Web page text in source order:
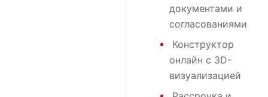
документами и
согласованиями
Конструктор
онлайн с 3D-
визуализацией